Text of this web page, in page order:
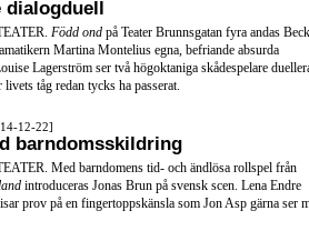
dialogduell
Född ond på Teater Brunnsgatan fyra andas
Martina Montelius egna, befriande absurda
Lagerström ser två högoktaniga skådespelare
livets tåg redan tycks ha passerat.
12-22]
barndomsskildring
Med barndomens tid- och ändlösa rollspel från
introduceras Jonas Brun på svensk scen. Lena Endre
prov på en fingertoppskänsla som Jon Asp gärna ser